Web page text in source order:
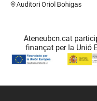
Auditori Oriol Bohigas
Ateneubcn.cat
finançat per la Unió